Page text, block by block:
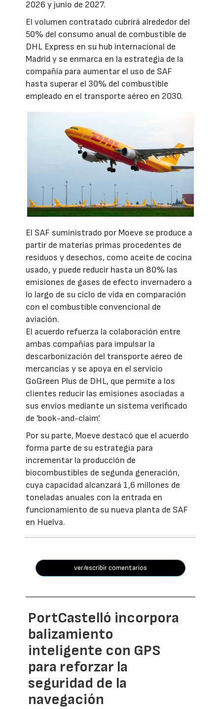
2026 y junio de 2027.
El volumen contratado cubrirá alrededor del
50% del consumo anual de combustible de
DHL Express en su hub internacional de
Madrid y se enmarca en la estrategia de la
compañía para aumentar el uso de SAF
hasta superar el 30% del combustible
empleado en el transporte aéreo en 2030.
El SAF suministrado por Moeve se produce a
partir de materias primas procedentes de
residuos y desechos, como aceite de cocina
usado, y puede reducir hasta un 80% las
emisiones de gases de efecto invernadero a
lo largo de su ciclo de vida en comparación
con el combustible convencional de
aviación.
El acuerdo refuerza la colaboración entre
ambas compañías para impulsar la
descarbonización del transporte aéreo de
mercancías y se apoya en el servicio
GoGreen Plus de DHL, que permite a los
clientes reducir las emisiones asociadas a
sus envíos mediante un sistema verificado
de 'book-and-claim'.
Por su parte, Moeve destacó que el acuerdo
forma parte de su estrategia para
incrementar la producción de
biocombustibles de segunda generación,
cuya capacidad alcanzará 1,6 millones de
toneladas anuales con la entrada en
funcionamiento de su nueva planta de SAF
en Huelva.
ver/escribir comentarios
PortCastelló incorpora
balizamiento
inteligente con GPS
para reforzar la
seguridad de la
navegación